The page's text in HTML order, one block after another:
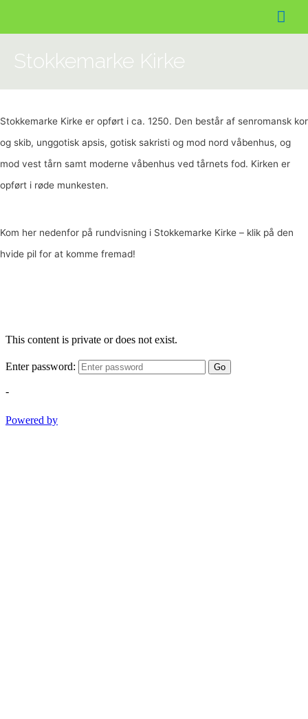
Stokkemarke Kirke
Stokkemarke Kirke er opført i ca. 1250. Den består af senromansk kor
og skib, unggotisk apsis, gotisk sakristi og mod nord våbenhus, og
mod vest tårn samt moderne våbenhus ved tårnets fod. Kirken er
opført i røde munkesten.
Kom her nedenfor på rundvisning i Stokkemarke Kirke – klik på den
hvide pil for at komme fremad!